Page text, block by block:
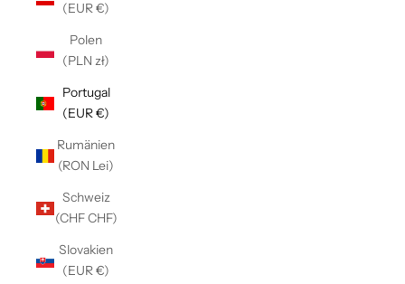
(EUR €)
Polen
(PLN zł)
Portugal
(EUR €)
Rumänien
(RON Lei)
Schweiz
(CHF CHF)
Slovakien
(EUR €)